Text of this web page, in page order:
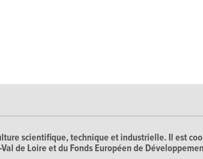
scientifique, technique et industrielle. Il est
de Loire et du Fonds Européen de